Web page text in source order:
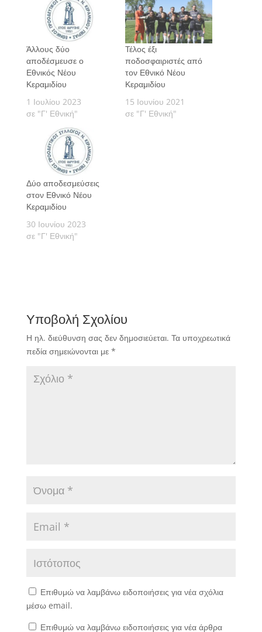
Άλλους δύο
αποδέσμευσε ο
Εθνικός Νέου
Κεραμιδίου
1 Ιουλίου 2023
σε "Γ' Εθνική"
Τέλος έξι
ποδοσφαιριστές από
τον Εθνικό Νέου
Κεραμιδίου
15 Ιουνίου 2021
σε "Γ' Εθνική"
Δύο αποδεσμεύσεις
στον Εθνικό Νέου
Κεραμιδίου
30 Ιουνίου 2023
σε "Γ' Εθνική"
Υποβολή Σχολίου
Η ηλ. διεύθυνση σας δεν δημοσιεύεται. Τα υποχρεωτικά
πεδία σημειώνονται με *
Επιθυμώ να λαμβάνω ειδοποιήσεις για νέα σχόλια
μέσω email.
Επιθυμώ να λαμβάνω ειδοποιήσεις για νέα άρθρα